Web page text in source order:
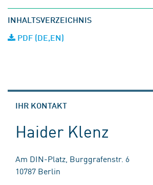
INHALTSVERZEICHNIS
PDF (DE,EN)
IHR KONTAKT
Haider Klenz
Am DIN-Platz, Burggrafenstr. 6
10787 Berlin